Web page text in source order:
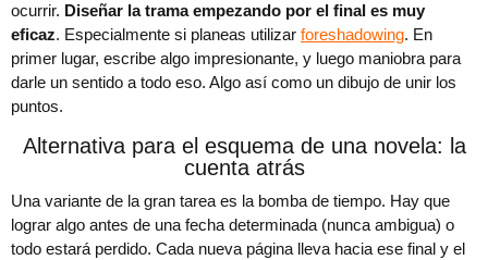
ocurrir. Diseñar la trama empezando por el final es muy
eficaz. Especialmente si planeas utilizar foreshadowing. En
primer lugar, escribe algo impresionante, y luego maniobra para
darle un sentido a todo eso. Algo así como un dibujo de unir los
puntos.
Alternativa para el esquema de una novela: la
cuenta atrás
Una variante de la gran tarea es la bomba de tiempo. Hay que
lograr algo antes de una fecha determinada (nunca ambigua) o
todo estará perdido. Cada nueva página lleva hacia ese final y el